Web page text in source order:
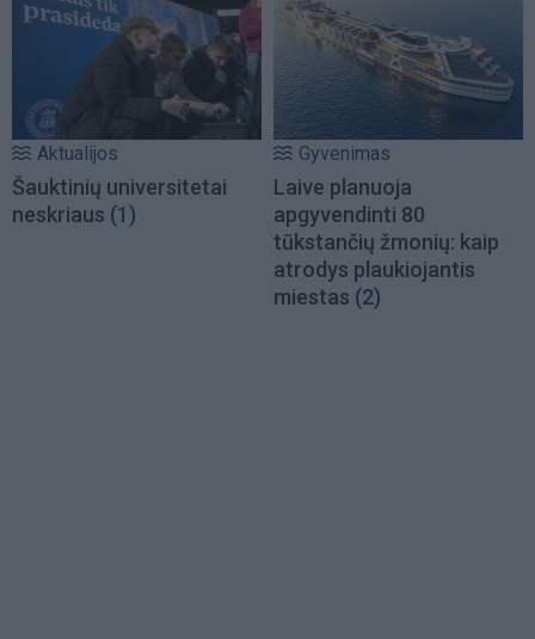
Aktualijos
Šauktinių universitetai
neskriaus (1)
Gyvenimas
Laive planuoja
apgyvendinti 80
tūkstančių žmonių: kaip
atrodys plaukiojantis
miestas (2)